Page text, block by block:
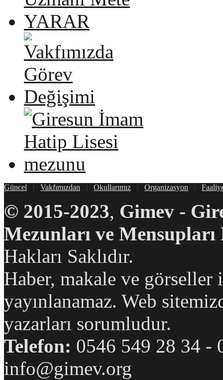
Güncel | Vakfımızdan | Okullarımız | Organizasyon |
© 2015-2023, Gimev -
Mezunları ve
Hakları Saklıdır.
Haber, makale ve
yayınlanamaz. Web
yazarları sorumludur.
Telefon: 0546 549 28
info@gimev.org